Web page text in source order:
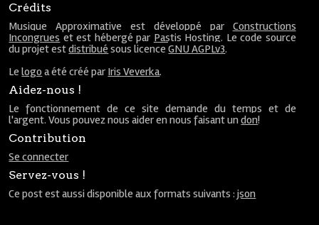
Crédits
Musique Approximative est développé par Constructions
Incongrues et est hébergé par Pastis Hosting. Le code source
du projet estdistribué sous licenceGNU AGPLv3.
Lelogo a été créé par Iris Veverka.
Aidez-nous !
Le fonctionnement de ce site demande du temps et de
l'argent. Vous pouvez nous aider en nous faisant undon!
Contribution
Se connecter
Servez-vous !
Ce post est aussi disponible aux formats suivants :json